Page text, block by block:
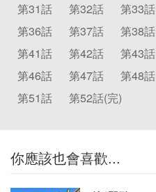
第31話
第32話 第33話
第36話
第37話 第38話
第41話
第42話 第43話
第46話
第47話 第48話
第51話
第52話(完)
你應該也會喜歡...